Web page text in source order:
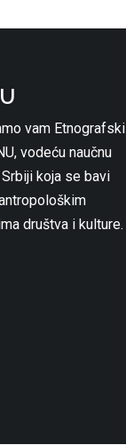
vam Etnografski
vodeću naučnu
koja se bavi
društva i kulture.